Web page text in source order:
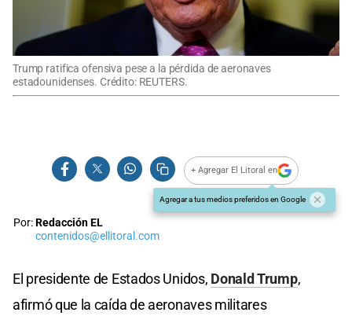
Trump ratifica ofensiva pese a la pérdida de aeronaves
estadounidenses. Crédito: REUTERS.
+ Agregar El Litoral en
Agregar a tus medios preferidos en Google
Por:Redacción EL
contenidos@ellitoral.com
El presidente de Estados Unidos, Donald Trump,
afirmó que la caída de aeronaves militares